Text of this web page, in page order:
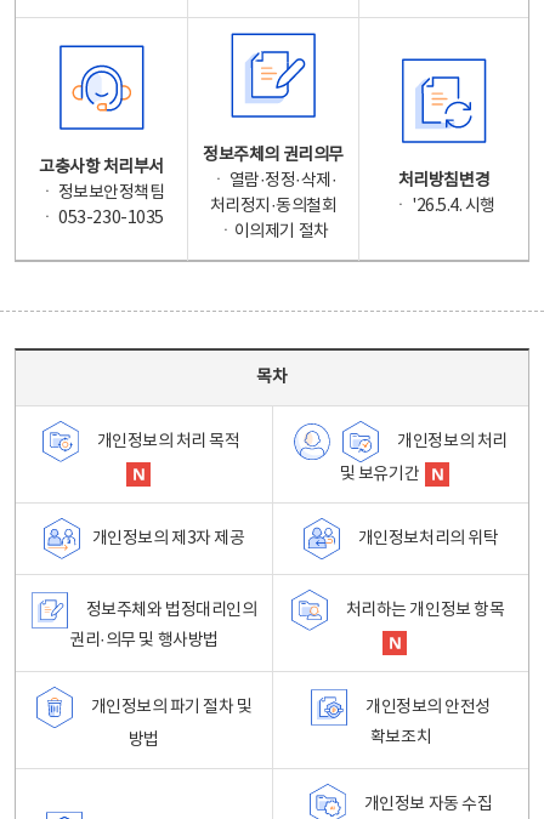
고충사항 처리부서
ㆍ 정보보안정책팀
ㆍ 053-230-1035
정보주체의 권리의무
ㆍ 열람·정정·삭제·
처리정지·동의철회
ㆍ이의제기 절차
처리방침변경
ㆍ '26.5.4. 시행
목차
개인정보의 처리 목적
개인정보의 처리
및 보유기간
개인정보의 제3자 제공 개인정보처리의 위탁
정보주체와 법정대리인의
권리·의무 및 행사방법
처리하는 개인정보 항목
개인정보의 파기 절차 및
방법
개인정보의 안전성
확보조치
개인정보 자동 수집